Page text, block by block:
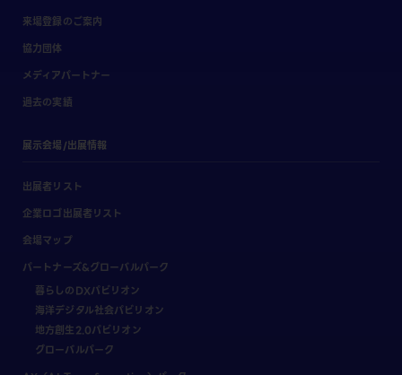
来場登録のご案内
協力団体
メディアパートナー
過去の実績
展示会場/出展情報
出展者リスト
企業ロゴ出展者リスト
会場マップ
パートナーズ&グローバルパーク
暮らしのDXパビリオン
海洋デジタル社会パビリオン
地方創生2.0パビリオン
グローバルパーク